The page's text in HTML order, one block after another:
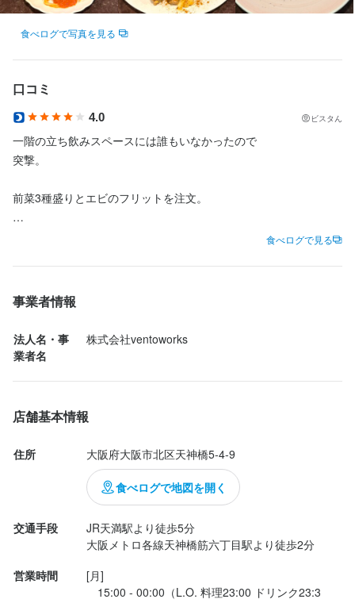
食べログで写真を見る
口コミ
4.0 ビスタん
一階の立ち飲みスペースには誰もいなかったので
突撃。
前菜3種盛りとエビのフリットを注文。
前菜3種盛りの量が多くそれだけでお腹は満足満足。 食べログで見る
事業者情報
法人名・事
業者名
株式会社ventoworks
店舗基本情報
住所 大阪府大阪市北区天神橋5-4-9
食べログで地図を開く
交通手段
JR天満駅より徒歩5分
大阪メトロ各線天神橋筋六丁目駅より徒歩2分
営業時間
[月]
15:00 - 00:00（L.O. 料理23:00 ドリンク23:3
今後もスタッフの皆さんが楽しくもっと居心地のいいお店になる
ように頑張っていきます！
みんなほぼ同じ年代なので、スグに仲良くなれます♪
るかもしれませんが全然そんなことはありません。
地元の方々や女性のお客様が多くて初めてのバイトでも働きやす
店名
大阪府大阪市北区天神橋5-4-9
連絡先
株式会社ventoworks